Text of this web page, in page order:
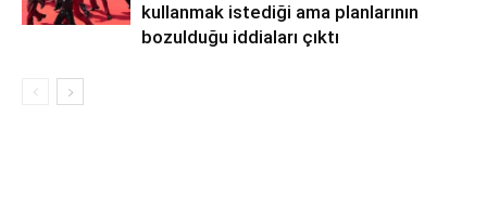
kullanmak istediği ama planlarının
bozulduğu iddiaları çıktı